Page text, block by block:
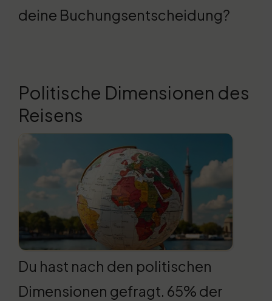
deine Buchungsentscheidung?
Politische Dimensionen des
Reisens
Du hast nach den politischen
Dimensionen gefragt. 65% der